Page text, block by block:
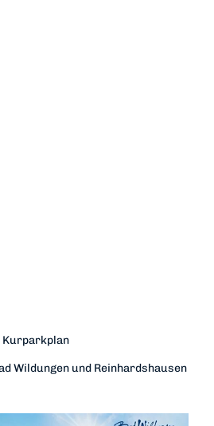
Kurparkplan
Wildungen und Reinhardshausen